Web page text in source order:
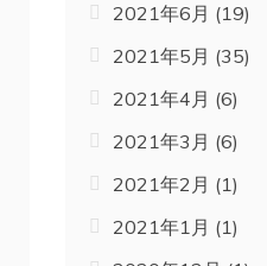
2021年6月 (19)
2021年5月 (35)
2021年4月 (6)
2021年3月 (6)
2021年2月 (1)
2021年1月 (1)